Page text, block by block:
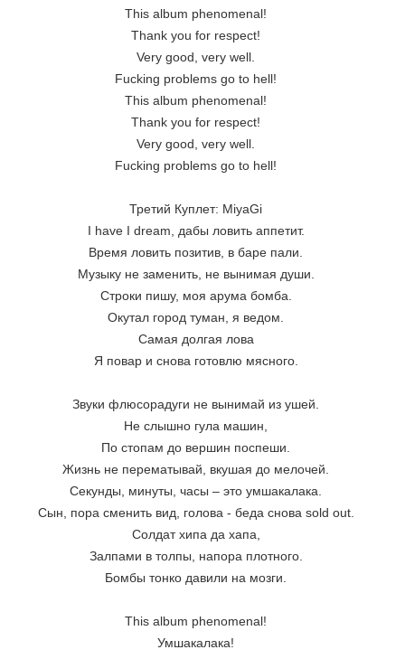
This album phenomenal!
Thank you for respect!
Very good, very well.
Fucking problems go to hell!
This album phenomenal!
Thank you for respect!
Very good, very well.
Fucking problems go to hell!
Третий Куплет: MiyaGi
I have I dream, дабы ловить аппетит.
Время ловить позитив, в баре пали.
Музыку не заменить, не вынимая души.
Строки пишу, моя арума бомба.
Окутал город туман, я ведом.
Самая долгая лова
Я повар и снова готовлю мясного.
Звуки флюсорадуги не вынимай из ушей.
Не слышно гула машин,
По стопам до вершин поспеши.
Жизнь не перематывай, вкушая до мелочей.
Секунды, минуты, часы – это умшакалака.
Сын, пора сменить вид, голова - беда снова sold out.
Солдат хипа да хапа,
Залпами в толпы, напора плотного.
Бомбы тонко давили на мозги.
This album phenomenal!
Умшакалака!